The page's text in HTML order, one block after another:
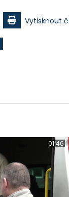
Vytisknout
01:46